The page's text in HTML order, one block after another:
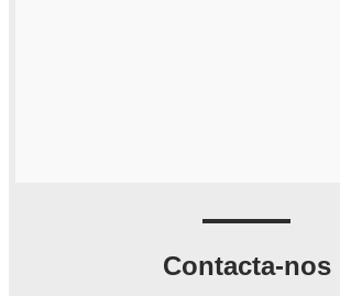
Contacta-nos